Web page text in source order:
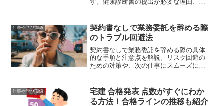
す。健康診断書の提出が必要な理由、提
に説明します。
仕事や学び関係
契約書なしで業務委託を辞める際
のトラブル回避法
契約書なしで業務委託を辞める際の具体
的な手順と注意点を解説。リスク回避の
ための対策や、次の仕事にスムーズに移
仕事や学び関係
宅建 合格発表 点数がすぐにわか
る方法！合格ラインの推移も紹介